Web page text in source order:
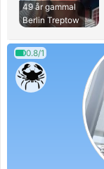
49 år gammal
Berlin Treptow
0.8/1